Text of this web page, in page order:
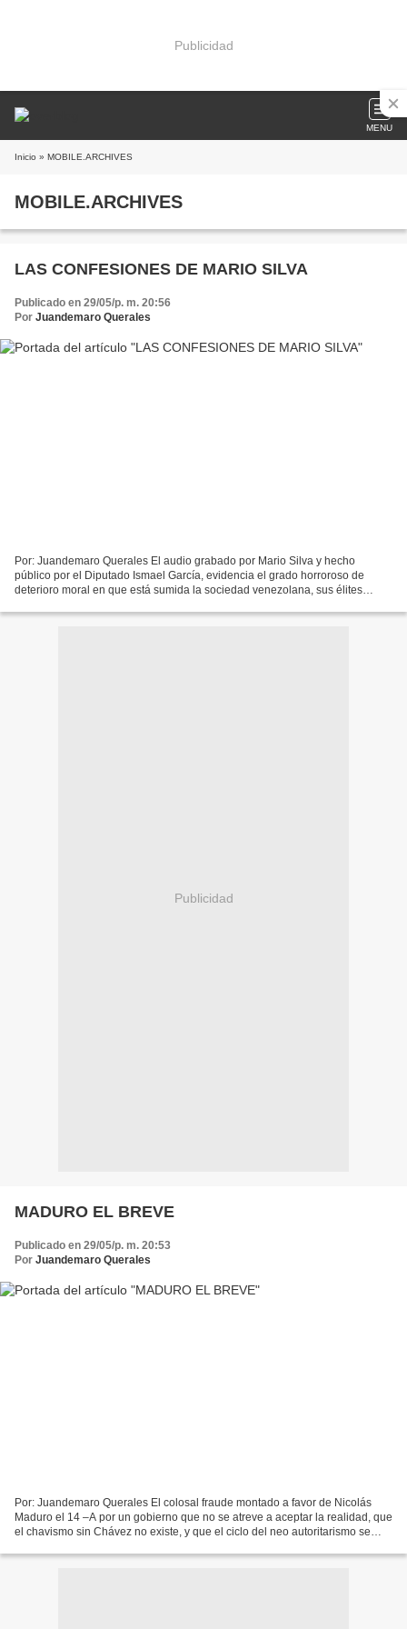
Publicidad
MENU
Inicio » MOBILE.ARCHIVES
MOBILE.ARCHIVES
LAS CONFESIONES DE MARIO SILVA
Publicado en 29/05/p. m. 20:56
Por Juandemaro Querales
Por: Juandemaro Querales El audio grabado por Mario Silva y hecho
público por el Diputado Ismael García, evidencia el grado horroroso de
deterioro moral en que está sumida la sociedad venezolana, sus élites
Publicidad
MADURO EL BREVE
Publicado en 29/05/p. m. 20:53
Por Juandemaro Querales
Por: Juandemaro Querales El colosal fraude montado a favor de Nicolás
Maduro el 14 –A por un gobierno que no se atreve a aceptar la realidad, que
el chavismo sin Chávez no existe, y que el ciclo del neo autoritarismo se